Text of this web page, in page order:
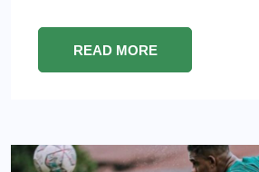
READ MORE